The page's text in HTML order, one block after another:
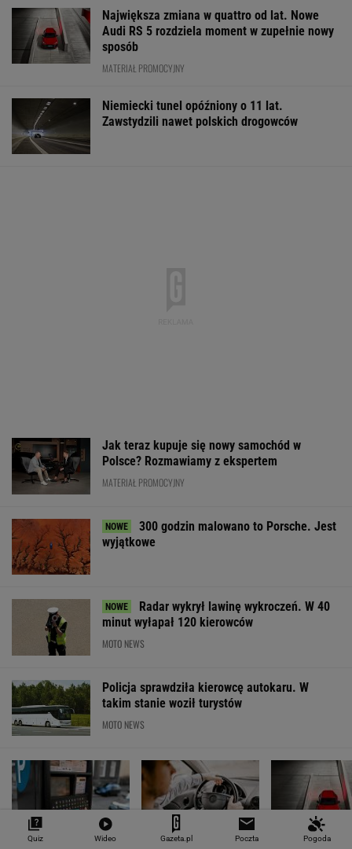
Największa zmiana w quattro od lat. Nowe
Audi RS 5 rozdziela moment w zupełnie nowy
sposób
MATERIAŁ PROMOCYJNY
Niemiecki tunel opóźniony o 11 lat.
Zawstydzili nawet polskich drogowców
Jak teraz kupuje się nowy samochód w
Polsce? Rozmawiamy z ekspertem
MATERIAŁ PROMOCYJNY
300 godzin malowano to Porsche. Jest
wyjątkowe
Radar wykrył lawinę wykroczeń. W 40
minut wyłapał 120 kierowców
MOTO NEWS
Policja sprawdziła kierowcę autokaru. W
takim stanie woził turystów
MOTO NEWS
Quiz Wideo Gazeta.pl Poczta Pogoda